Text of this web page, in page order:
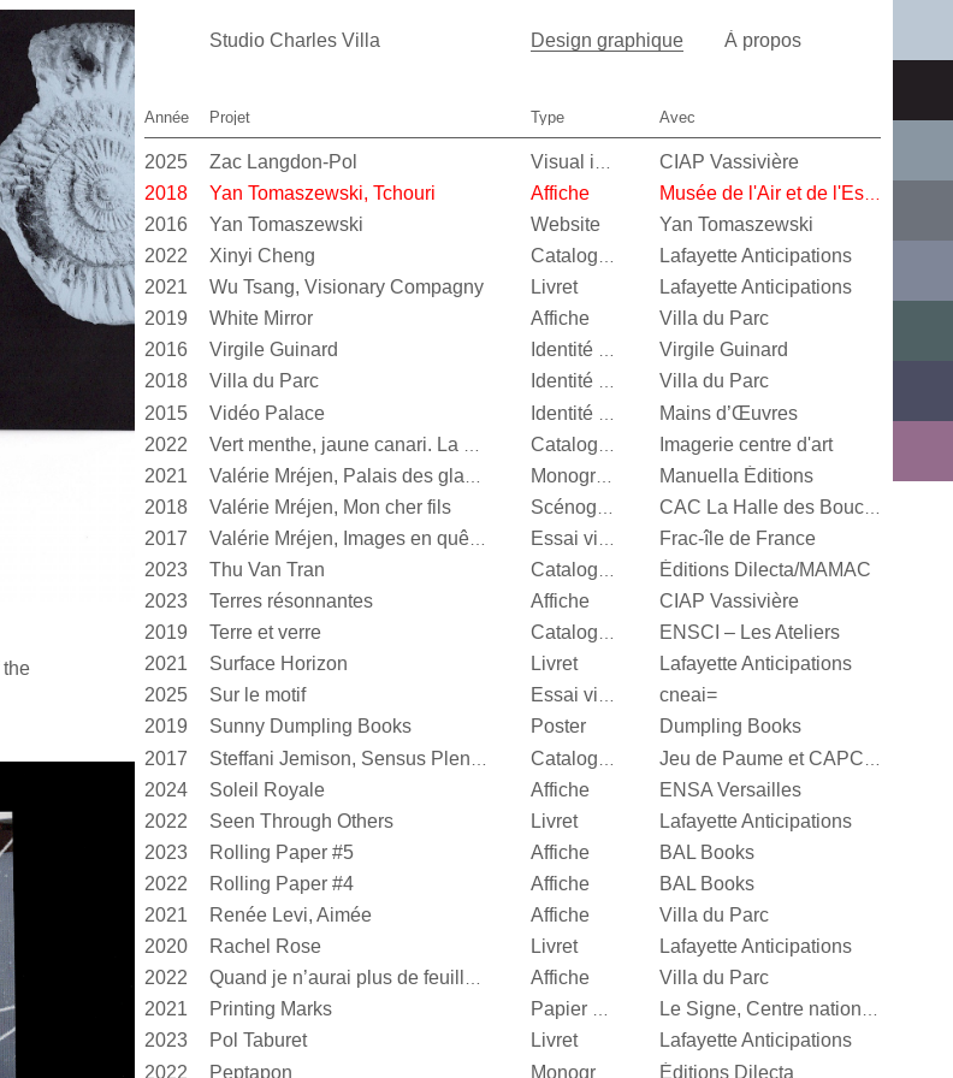
the
Studio Charles Villa Design graphique À propos
Année Projet Type Avec
2025 Zac Langdon-Pol
CIAP Vassivière
2018
Yan Tomaszewski, Tchouri Affiche
2016 Yan Tomaszewski Website
Yan Tomaszewski
2022
Xinyi Cheng Catalogue d’exposition
Lafayette Anticipations
2021
Wu Tsang, Visionary Compagny Livret
Lafayette Anticipations
2019
White Mirror Affiche
Villa du Parc
2016
Virgile Guinard Identité visuelle
Virgile Guinard
2018
Villa du Parc Identité visuelle
Villa du Parc
2015
Vidéo Palace
Mains d’Œuvres
2022
Imagerie centre d'art
2021
Manuella Éditions
2018
Valérie Mréjen, Mon cher fils
2017 Valérie Mréjen, Images en quête d'histoires
Frac-île de France
2023
Thu Van Tran Catalogue d’exposition
Éditions Dilecta/MAMAC
2023
Terres résonnantes Affiche
CIAP Vassivière
2019
Terre et verre Catalogue d’exposition
ENSCI – Les Ateliers
2021
Surface Horizon Livret
Lafayette Anticipations
2025
Sur le motif Essai visuel
cneai=
2019
Sunny Dumpling Books Poster
Dumpling Books
2017
2024 Soleil Royale Affiche
ENSA Versailles
2022
Seen Through Others Livret
Lafayette Anticipations
2023
Rolling Paper #5 Affiche
BAL Books
2022
Rolling Paper #4 Affiche
BAL Books
2021
Renée Levi, Aimée Affiche
Villa du Parc
2020
Rachel Rose Livret
Lafayette Anticipations
2022
Quand je n’aurai plus de feuille, […] Affiche
Villa du Parc
2021
Printing Marks Papier d’emballage Le Signe, Centre national du graphisme
2023 Pol Taburet Livret
Lafayette Anticipations
2022
Peptapon Éditions Dilecta